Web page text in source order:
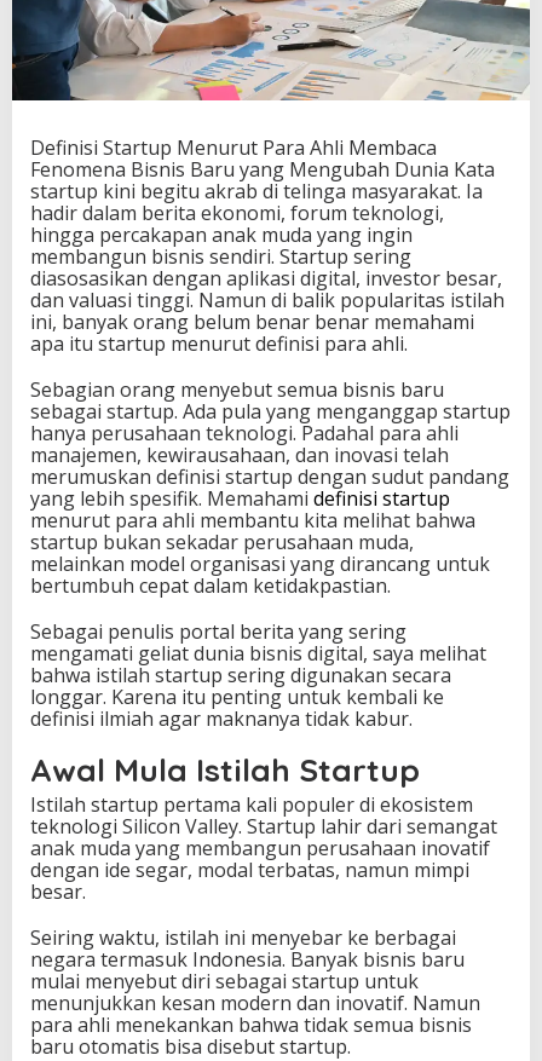
t
a
r
a
h
i
M
e
m
b
a
c
a
e
n
o
m
e
n
a
B
s
i
s
B
a
r
n
g
M
e
u
b
a
h
D
u
Definisi Startup Menurut Para Ahli Membaca
Fenomena Bisnis Baru yang Mengubah Dunia Kata
startup kini begitu akrab di telinga masyarakat. Ia
hadir dalam berita ekonomi, forum teknologi,
hingga percakapan anak muda yang ingin
membangun bisnis sendiri. Startup sering
diasosasikan dengan aplikasi digital, investor besar,
dan valuasi tinggi. Namun di balik popularitas istilah
ini, banyak orang belum benar benar memahami
apa itu startup menurut definisi para ahli.
Sebagian orang menyebut semua bisnis baru
sebagai startup. Ada pula yang menganggap startup
hanya perusahaan teknologi. Padahal para ahli
manajemen, kewirausahaan, dan inovasi telah
merumuskan definisi startup dengan sudut pandang
yang lebih spesifik. Memahami definisi startup
menurut para ahli membantu kita melihat bahwa
startup bukan sekadar perusahaan muda,
melainkan model organisasi yang dirancang untuk
bertumbuh cepat dalam ketidakpastian.
Sebagai penulis portal berita yang sering
mengamati geliat dunia bisnis digital, saya melihat
bahwa istilah startup sering digunakan secara
longgar. Karena itu penting untuk kembali ke
definisi ilmiah agar maknanya tidak kabur.
Awal Mula Istilah Startup
Istilah startup pertama kali populer di ekosistem
teknologi Silicon Valley. Startup lahir dari semangat
anak muda yang membangun perusahaan inovatif
dengan ide segar, modal terbatas, namun mimpi
besar.
Seiring waktu, istilah ini menyebar ke berbagai
negara termasuk Indonesia. Banyak bisnis baru
mulai menyebut diri sebagai startup untuk
menunjukkan kesan modern dan inovatif. Namun
para ahli menekankan bahwa tidak semua bisnis
baru otomatis bisa disebut startup.